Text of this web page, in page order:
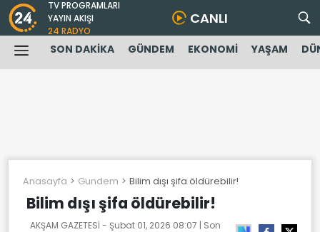
TV PROGRAMLARI
YAYIN AKIŞI
24 RADYO
CANLI
SON DAKİKA GÜNDEM EKONOMİ YAŞAM
Anasayfa Gundem Bilim dışı şifa öldürebilir!
Bilim dışı şifa öldürebilir!
AKŞAM GAZETESİ - Şubat 01, 2026 08:07 | Son